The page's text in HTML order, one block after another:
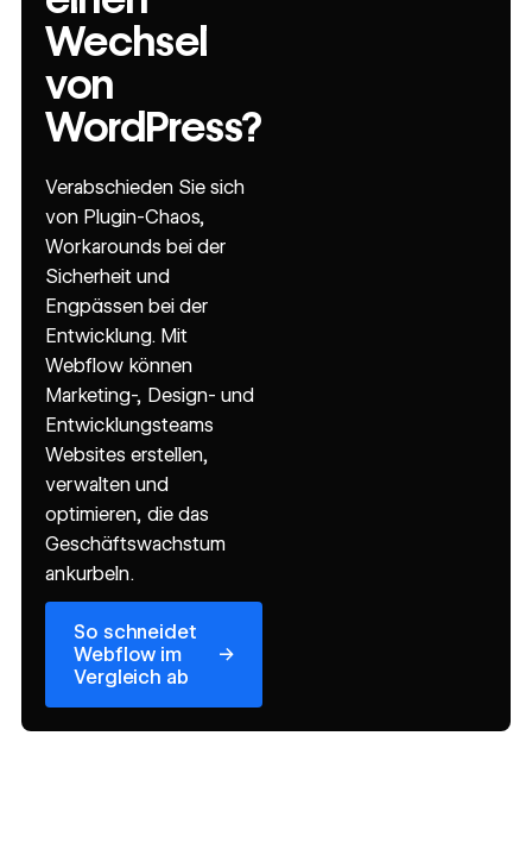
Wechsel
von
WordPress?
Verabschieden Sie sich
von Plugin-Chaos,
Workarounds bei der
Sicherheit und
Engpässen bei der
Entwicklung. Mit
Webflow können
Marketing-, Design- und
Entwicklungsteams
Websites erstellen,
verwalten und
optimieren, die das
Geschäftswachstum
ankurbeln.
So schneidet
Webflow im
Vergleich ab
→
So schneidet Webflow im Vergleich ab